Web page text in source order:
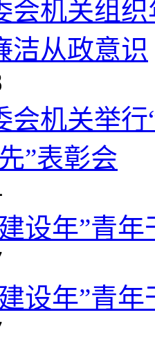
会机关组
洁从政意识
会机关举
”表彰会
设年”青
设年”青